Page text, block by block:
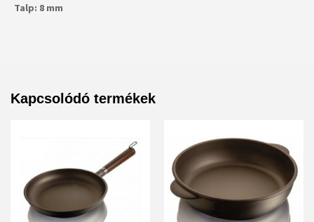
Talp: 8 mm
Kapcsolódó termékek